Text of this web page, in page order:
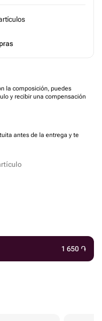
la composición, puedes
y recibir una compensación
antes de la entrega y te
1 650 ֏